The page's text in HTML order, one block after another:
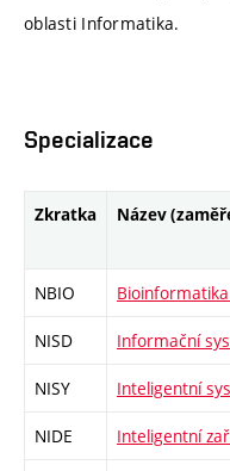
oblasti Informatika.
Specializace
Zkratka Název
NBIO
NISD Informační
NISY Inteligentní
NIDE Inteligentní